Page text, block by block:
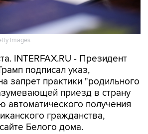
Images
INTERFAX.RU - Президент
подписал указ,
запрет практики "родильного
приезд в страну
автоматического получения
гражданства,
Белого дома.